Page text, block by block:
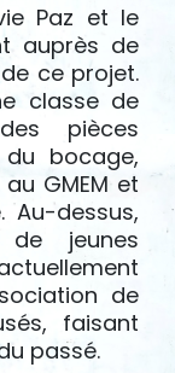
Paz et le
auprès de
ce projet.
classe de
pièces
du bocage,
GMEM et
Au-dessus,
de jeunes
de
faisant
passé.